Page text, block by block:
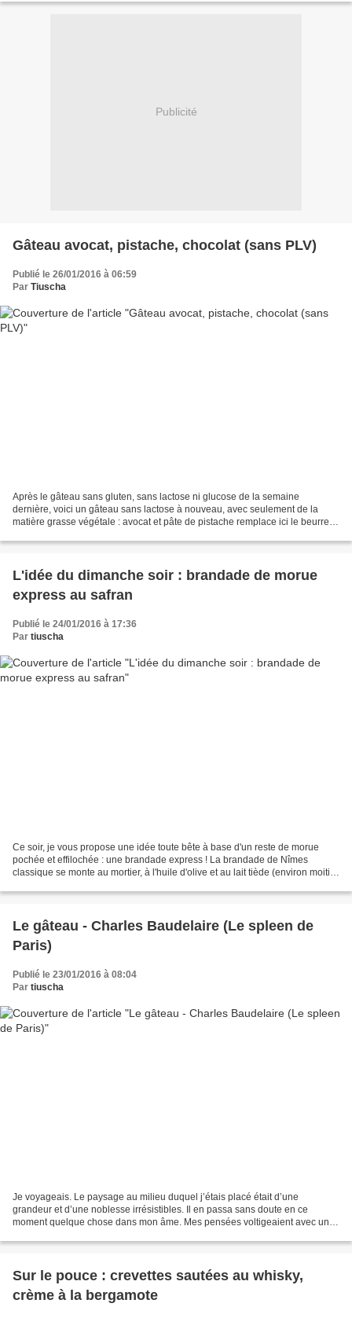
Publicité
Gâteau avocat, pistache, chocolat (sans PLV)
Publié le 26/01/2016 à 06:59
Par Tiuscha
Après le gâteau sans gluten, sans lactose ni glucose de la semaine
dernière, voici un gâteau sans lactose à nouveau, avec seulement de la
matière grasse végétale : avocat et pâte de pistache remplace ici le beurre.
L'idée du dimanche soir : brandade de morue
express au safran
Publié le 24/01/2016 à 17:36
Par tiuscha
Ce soir, je vous propose une idée toute bête à base d'un reste de morue
pochée et effilochée : une brandade express ! La brandade de Nîmes
classique se monte au mortier, à l'huile d'olive et au lait tiède (environ moitié-
Le gâteau - Charles Baudelaire (Le spleen de
Paris)
Publié le 23/01/2016 à 08:04
Par tiuscha
Je voyageais. Le paysage au milieu duquel j’étais placé était d’une
grandeur et d’une noblesse irrésistibles. Il en passa sans doute en ce
moment quelque chose dans mon âme. Mes pensées voltigeaient avec une
Sur le pouce : crevettes sautées au whisky,
crème à la bergamote